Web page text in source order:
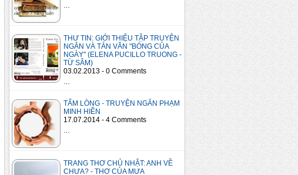
THƯ TIN: GIỚI THIỆU TẬP TRUYỆN
NGẮN VÀ TẢN VĂN "BÓNG CỦA
NGÀY" (ELENA PUCILLO TRUONG -
TỪ SÂM)
03.02.2013 - 0 Comments
TẤM LÒNG - TRUYỆN NGẮN PHẠM
MINH HIỀN
17.07.2014 - 4 Comments
TRANG THƠ CHỦ NHẬT: ANH VỀ
CHƯA? - THƠ CỦA MƯA